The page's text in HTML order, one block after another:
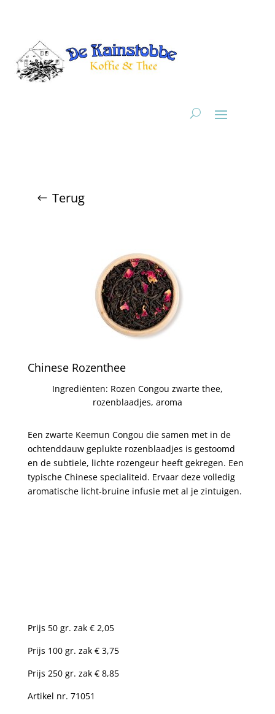
Terug
Chinese Rozenthee
Ingrediënten: Rozen Congou zwarte thee,
rozenblaadjes, aroma
Een zwarte Keemun Congou die samen met in de
ochtenddauw geplukte rozenblaadjes is gestoomd
en de subtiele, lichte rozengeur heeft gekregen. Een
typische Chinese specialiteid. Ervaar deze volledig
aromatische licht-bruine infusie met al je zintuigen.
Prijs 50 gr. zak € 2,05
Prijs 100 gr. zak € 3,75
Prijs 250 gr. zak € 8,85
Artikel nr. 71051